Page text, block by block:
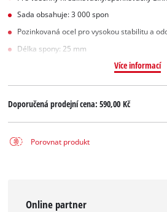
Sada obsahuje: 3 000 spon
Pozinkovaná ocel pro vysokou stabilitu a
Délka spony: 25 mm
Více informací
Doporučená prodejní cena:590,00 Kč
Porovnat produkt
Online partner